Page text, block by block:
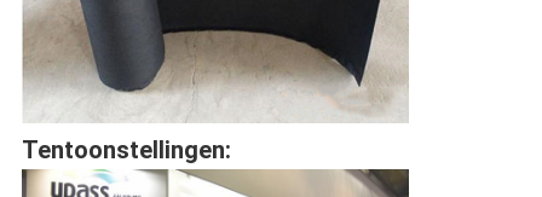
Tentoonstellingen: